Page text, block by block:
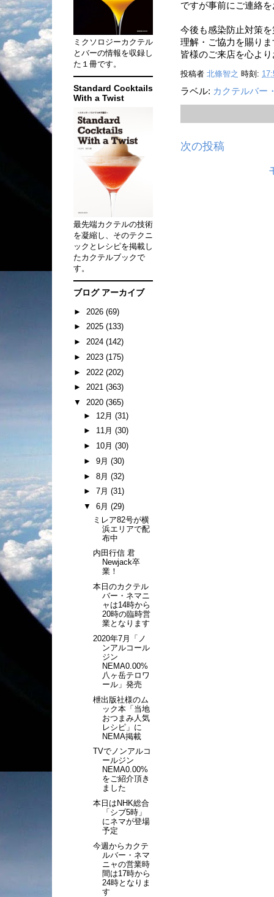
ですが事前にご連絡
今後も感染防止対策
理解・ご協力を賜り
皆様のご来店を心よ
投稿者 北條智之 時刻:
ラベル: カクテルバー
次の投稿
ミクソロジーカクテル
とバーの情報を収録し
た１冊です。
Standard Cocktails
With a Twist
最先端カクテルの技術
を凝縮し、そのテクニ
ックとレシピを掲載し
たカクテルブックで
す。
ブログ アーカイブ
► 2026 (69)
► 2025 (133)
► 2024 (142)
► 2023 (175)
► 2022 (202)
► 2021 (363)
▼ 2020 (365)
► 12月 (31)
► 11月 (30)
► 10月 (30)
► 9月 (30)
► 8月 (32)
► 7月 (31)
▼ 6月 (29)
ミレア82号が横
浜エリアで配
布中
内田行信 君
Newjack卒
業！
本日のカクテル
バー・ネマニ
ャは14時から
20時の臨時営
業となります
2020年7月「ノ
ンアルコール
ジン
NEMA0.00%
八ヶ岳テロワ
ール」発売
枻出版社様のム
ック本「当地
おつまみ人気
レシピ」に
NEMA掲載
TVでノンアルコ
ールジン
NEMA0.00%
をご紹介頂き
ました
本日はNHK総合
「シブ5時」
にネマが登場
予定
今週からカクテ
ルバー・ネマ
ニャの営業時
間は17時から
24時となりま
す